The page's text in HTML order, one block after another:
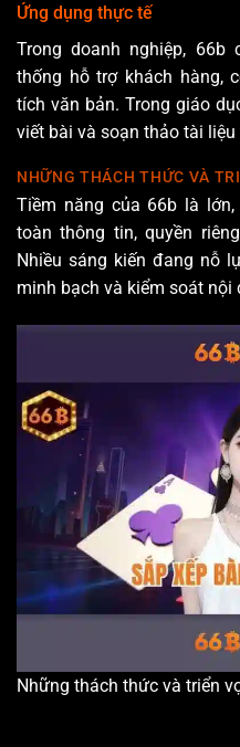
Ứng dụng thực tế
Trong doanh nghiệp,
thống hỗ trợ khách hàng,
tích văn bản. Trong giáo
viết bài và soạn thảo tài
NHỮNG THÁCH THỨC VÀ
Tiềm năng của 66b là
toàn thông tin, quyền
Nhiều sáng kiến đang nỗ
minh bạch và kiểm soát nội
Những thách thức và triển